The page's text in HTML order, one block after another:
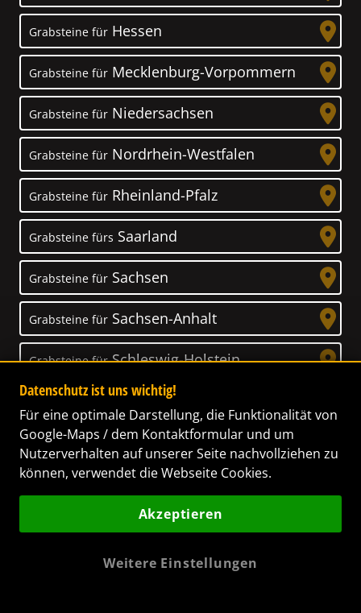
Grabsteine für Hessen
Grabsteine für Mecklenburg-Vorpommern
Grabsteine für Niedersachsen
Grabsteine für Nordrhein-Westfalen
Grabsteine für Rheinland-Pfalz
Grabsteine fürs Saarland
Grabsteine für Sachsen
Grabsteine für Sachsen-Anhalt
Grabsteine fürSchleswig-Holstein
Thüringen
es uns zur Aufgabe gemacht, Ihnen dabei zu
Datenschutz ist uns wichtig!
Für eine optimale Darstellung, die Funktionalität von
Google-Maps / dem Kontaktformular und um
Nutzerverhalten auf unserer Seite nachvollziehen zu
können, verwendet die Webseite Cookies.
Akzeptieren
Weitere Einstellungen